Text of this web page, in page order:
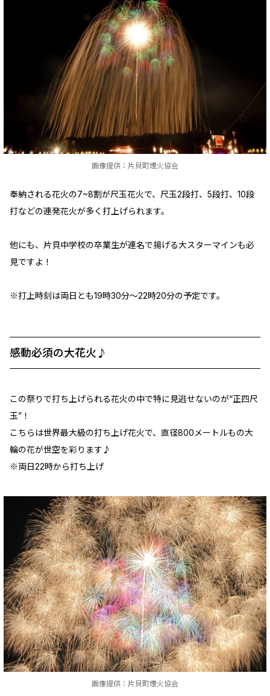
画像提供：片貝町煙火協会
奉納される花火の7~8割が尺玉花火で、尺玉2段打、5段打、10段
打などの連発花火が多く打上げられます。
他にも、片貝中学校の卒業生が連名で揚げる大スターマインも必
見ですよ！
※打上時刻は両日とも19時30分～22時20分の予定です。
感動必須の大花火♪
この祭りで打ち上げられる花火の中で特に見逃せないのが“正四尺
玉”！
こちらは世界最大級の打ち上げ花火で、直径800メートルもの大
輪の花が世空を彩ります♪
※両日22時から打ち上げ
画像提供：片貝町煙火協会